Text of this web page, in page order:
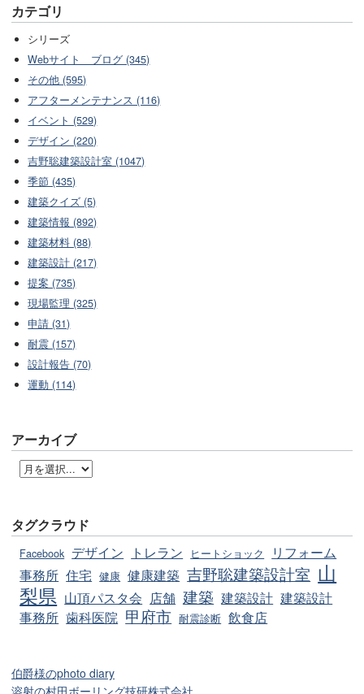
カテゴリ
シリーズ
Webサイト ブログ (345)
その他 (595)
アフターメンテナンス (116)
イベント (529)
デザイン (220)
吉野聡建築設計室 (1047)
季節 (435)
建築クイズ (5)
建築情報 (892)
建築材料 (88)
建築設計 (217)
提案 (735)
現場監理 (325)
申請 (31)
耐震 (157)
設計報告 (70)
運動 (114)
アーカイブ
タグクラウド
Facebook デザイン トレラン ヒートショック
リフォーム
事務所 住宅 健康 健康建築 吉野聡建築設計室 山
梨県 山頂パスタ会 店舗 建築 建築設計 建築設計
事務所 歯科医院 甲府市 耐震診断 飲食店
伯爵様のphoto diary
溶射の村田ボーリング技研株式会社